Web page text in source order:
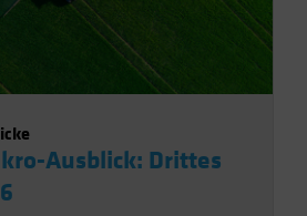
Ausblick: Drittes